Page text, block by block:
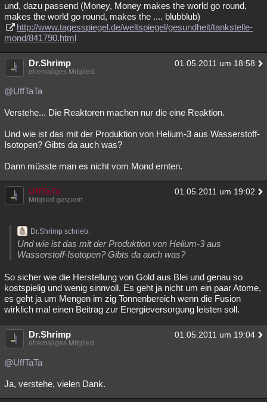
und, dazu passend (Money, Money makes the world go round,
makes the world go round, makes the .... blubblub)
http://www.tagesspiegel.de/weltspiegel/gesundheit/tankstelle-
mond/841790.html
Dr.Shrimp 01.05.2011 um 18:58
ehemaliges Mitglied
@UffTaTa
Verstehe... Die Reaktoren machen nur die eine Reaktion.
Und wie ist das mit der Produktion von Helium-3 aus Wasserstoff-
Isotopen? Gibts da auch was?
Dann müsste man es nicht vom Mond ernten.
UffTaTa 01.05.2011 um 19:02
Mitglied gesperrt
Dr.Shrimp schrieb:
Und wie ist das mit der Produktion von Helium-3 aus
Wasserstoff-Isotopen? Gibts da auch was?
So sicher wie die Herstellung von Gold aus Blei und genau so
kostspielig und wenig sinnvoll. Es geht ja nicht um ein paar Atome,
es geht ja um Mengen im zig Tonnenbereich wenn die Fusion
wirklich mal einen Beitrag zur Energieversorgung leisten soll.
Dr.Shrimp 01.05.2011 um 19:04
ehemaliges Mitglied
@UffTaTa
Ja, verstehe, vielen Dank.